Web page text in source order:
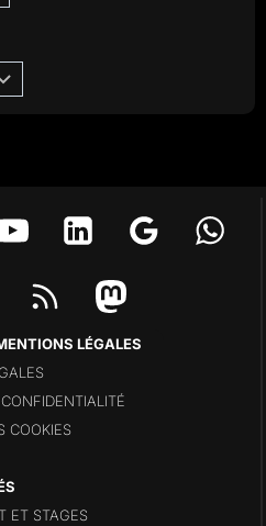
LÉGALES
COOKIES
ET STAGES